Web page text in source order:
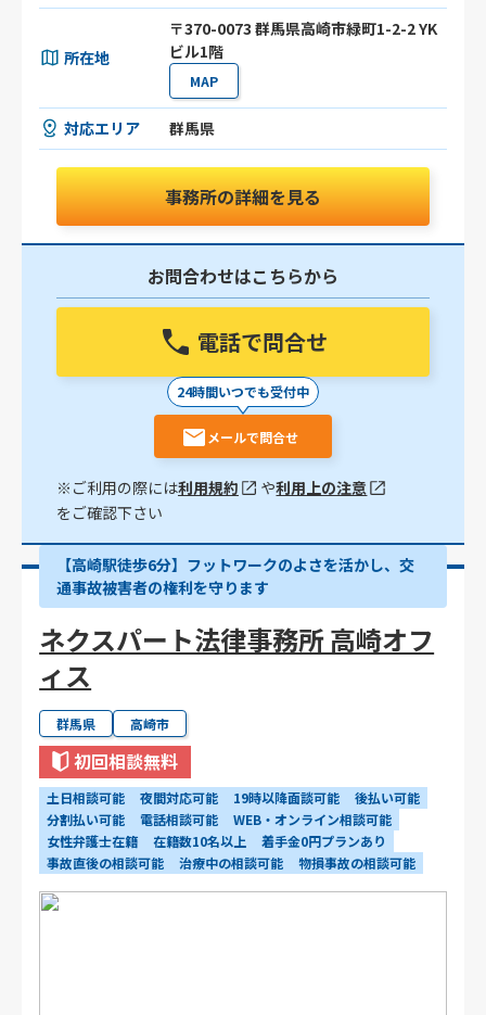
所在地
〒370-0073 群馬県高崎市緑町1-2-2 YK
ビル1階
MAP
対応エリア 群馬県
事務所の詳細を見る
お問合わせはこちらから
電話で問合せ
24時間いつでも受付中
メールで問合せ
※ご利用の際には利用規約 や利用上の注意
をご確認下さい
【高崎駅徒歩6分】フットワークのよさを活かし、交
通事故被害者の権利を守ります
ネクスパート法律事務所 高崎オフ
ィス
群馬県 高崎市
初回相談無料
土日相談可能 夜間対応可能 19時以降面談可能
後払い可能
分割払い可能
電話相談可能
WEB・オンライン相談可能
女性弁護士在籍
在籍数10名以上
着手金0円プランあり
事故直後の相談可能
治療中の相談可能 物損事故の相談可能